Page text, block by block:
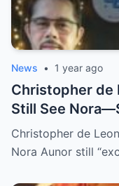
News • 1 year ago
Christopher de
Still See
Christopher de
Nora Aunor still